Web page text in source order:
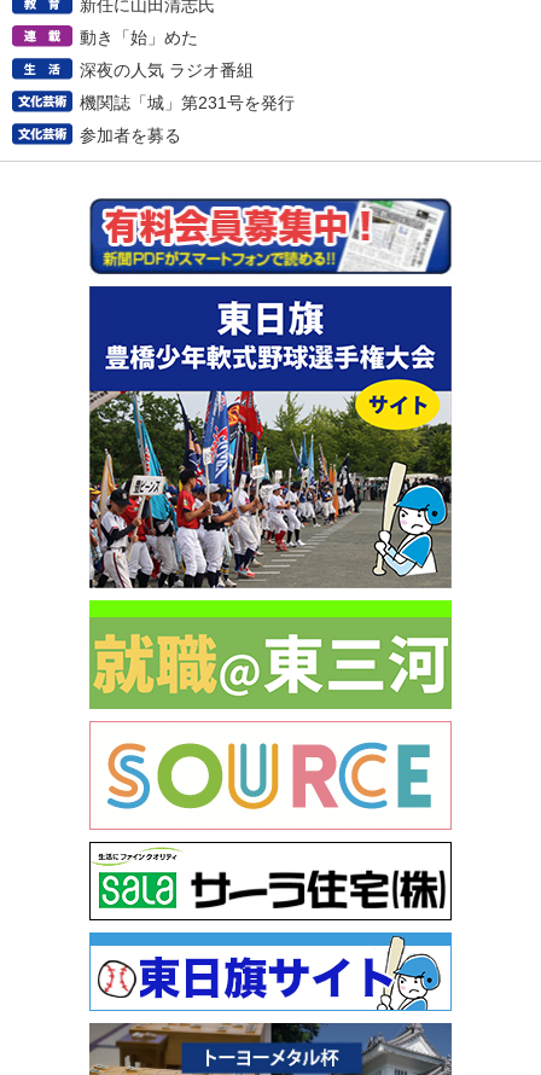
新任に山田清志氏
動き「始」めた
深夜の人気 ラジオ番組
機関誌「城」第231号を発行
参加者を募る